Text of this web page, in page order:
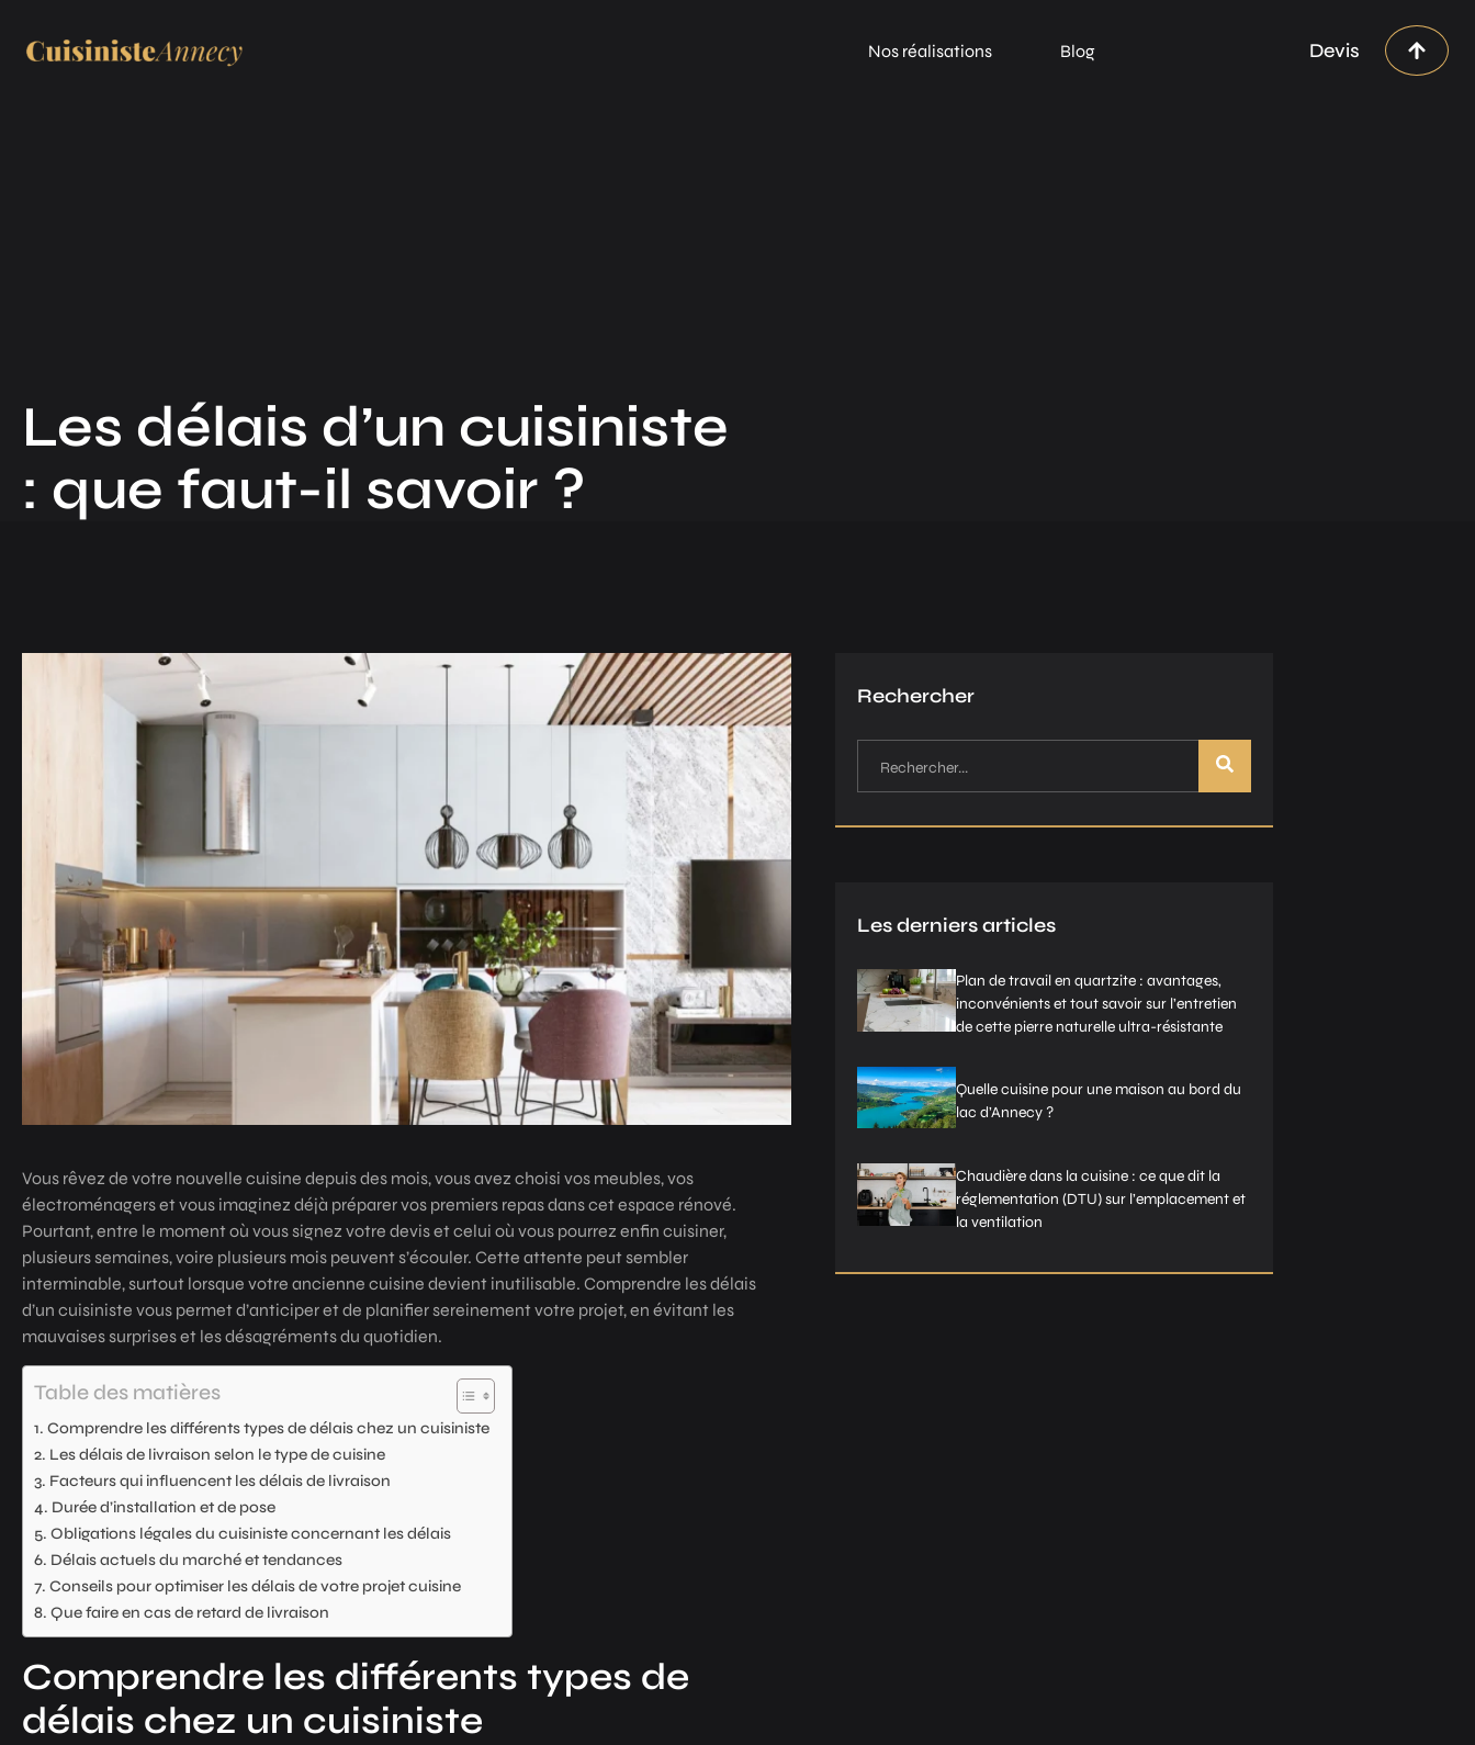
Nos réalisations Blog Devis
Les délais d’un cuisiniste
: que faut-il savoir ?
Vous rêvez de votre nouvelle cuisine depuis des mois, vous avez choisi vos meubles, vos
électroménagers et vous imaginez déjà préparer vos premiers repas dans cet espace rénové.
Pourtant, entre le moment où vous signez votre devis et celui où vous pourrez enfin cuisiner,
plusieurs semaines, voire plusieurs mois peuvent s’écouler. Cette attente peut sembler
interminable, surtout lorsque votre ancienne cuisine devient inutilisable. Comprendre les délais
d’un cuisiniste vous permet d’anticiper et de planifier sereinement votre projet, en évitant les
mauvaises surprises et les désagréments du quotidien.
Table des matières
Comprendre les différents types de délais chez un cuisiniste
Les délais de livraison selon le type de cuisine
Facteurs qui influencent les délais de livraison
Durée d’installation et de pose
Obligations légales du cuisiniste concernant les délais
Délais actuels du marché et tendances
Conseils pour optimiser les délais de votre projet cuisine
Que faire en cas de retard de livraison
Comprendre les différents types de
délais chez un cuisiniste
Rechercher
Les derniers articles
Plan de travail en quartzite : avantages,
inconvénients et tout savoir sur l’entretien
de cette pierre naturelle ultra-résistante
Quelle cuisine pour une maison au bord du
lac d’Annecy ?
Chaudière dans la cuisine : ce que dit la
réglementation (DTU) sur l’emplacement et
la ventilation